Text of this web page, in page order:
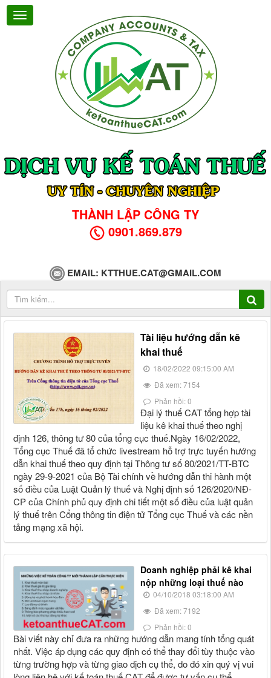
THÀNH LẬP CÔNG TY
0901.869.879
EMAIL: KTTHUE.CAT@GMAIL.COM
Tài liệu hướng dẫn kê
khai thuế
18/02/2022 09:15:00 AM
Đã xem: 7154
Phản hồi: 0
Đại lý thuế CAT tổng hợp tài
liệu kê khai thuế theo nghị
định 126, thông tư 80 của tổng cục thuế.Ngày 16/02/2022,
Tổng cục Thuế đã tổ chức livestream hỗ trợ trực tuyến hướng
dẫn khai thuế theo quy định tại Thông tư số 80/2021/TT-BTC
ngày 29-9-2021 của Bộ Tài chính về hướng dẫn thi hành một
số điều của Luật Quản lý thuế và Nghị định số 126/2020/NĐ-
CP của Chính phủ quy định chi tiết một số điều của luật quản
lý thuế trên Cổng thông tin điện tử Tổng cục Thuế và các nền
tảng mạng xã hội.
Doanh nghiệp phải kê khai
nộp những loại thuế nào
04/10/2018 03:18:00 AM
Đã xem: 7192
Phản hồi: 0
Bài viết này chỉ đưa ra những hướng dẫn mang tính tổng quát
nhất. Việc áp dụng các quy định có thể thay đổi tùy thuộc vào
từng trường hợp và từng giao dịch cụ thể, do đó xin quý vị vui